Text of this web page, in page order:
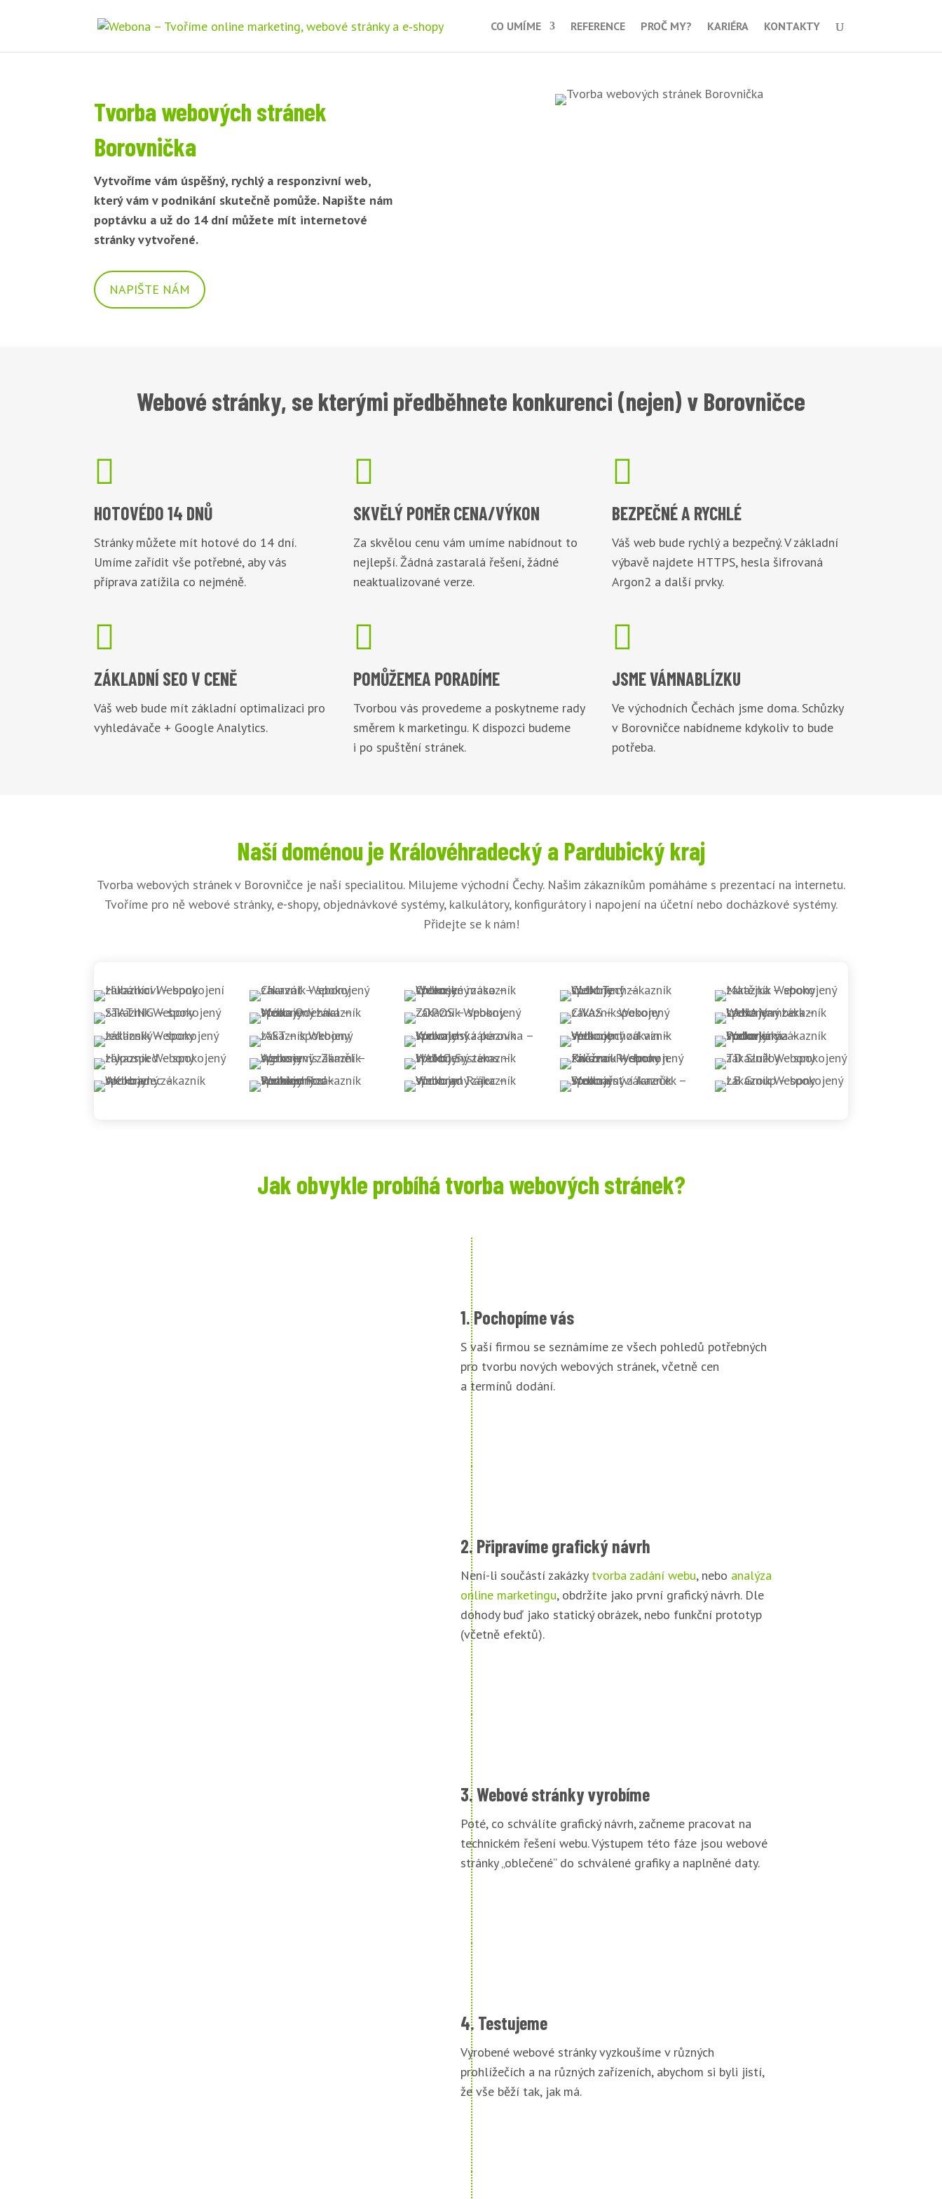
CO UMÍME REFERENCE PROČ MY? KARIÉRA KONTAKTY
Tvorba webových stránek
Borovnička
Vytvoříme vám úspěšný, rychlý a responzivní web,
který vám v podnikání skutečně pomůže. Napište nám
poptávku a už do 14 dní můžete mít internetové
stránky vytvořené.
NAPIŠTE NÁM
Webové stránky, se kterými předběhnete konkurenci (nejen) v Borovničce

HOTOVÉDO 14 DNŮ
Stránky můžete mít hotové do 14 dní.
Umíme zařídit vše potřebné, aby vás
příprava zatížila co nejméně.

SKVĚLÝ POMĚRCENA/VÝKON
Za skvělou cenu vám umíme nabídnout to
nejlepší. Žádná zastaralá řešení, žádné
neaktualizované verze.

BEZPEČNÉA RYCHLÉ
Váš web bude rychlý a bezpečný. V základní
výbavě najdete HTTPS, hesla šifrovaná
Argon2 a další prvky.

ZÁKLADNÍ SEO V CENĚ
Váš web bude mít základní optimalizaci pro
vyhledávače + Google Analytics.

POMŮŽEMEA PORADÍME
Tvorbou vás provedeme a poskytneme rady
směrem k marketingu. K dispozci budeme
i po spuštění stránek.

JSME VÁMNABLÍZKU
Ve východních Čechách jsme doma. Schůzky
v Borovničce nabídneme kdykoliv to bude
potřeba.
Naší doménou je Královéhradecký a Pardubický kraj
Tvorba webových stránek v Borovničce je naší specialitou. Milujeme východní Čechy. Našim zákazníkům pomáháme s prezentací na internetu.
Tvoříme pro ně webové stránky, e-shopy, objednávkové systémy, kalkulátory, konfigurátory i napojení na účetní nebo docházkové systémy.
Přidejte se k nám!
Jak obvykle probíhá tvorba webových stránek?
1. Pochopíme vás
S vaší firmou se seznámíme ze všech pohledů potřebných
pro tvorbu nových webových stránek, včetně cen
a termínů dodání.
2. Připravíme grafický návrh
Není-li součástí zakázky tvorba zadání webu, nebo analýza
online marketingu, obdržíte jako první grafický návrh. Dle
dohody buď jako statický obrázek, nebo funkční prototyp
(včetně efektů).
3. Webové stránky vyrobíme
Poté, co schválíte grafický návrh, začneme pracovat na
technickém řešení webu. Výstupem této fáze jsou webové
stránky „oblečené“ do schválené grafiky a naplněné daty.
4. Testujeme
Vyrobené webové stránky vyzkoušíme v různých
prohlížečích a na různých zařízeních, abychom si byli jistí,
že vše běží tak, jak má.